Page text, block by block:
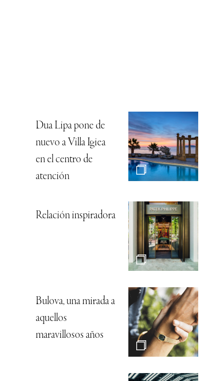
Dua Lipa pone de
nuevo a Villa Igiea
en el centro de
atención
Relación inspiradora
Bulova, una mirada a
aquellos
maravillosos años